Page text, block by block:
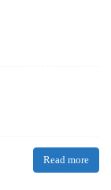
Read more